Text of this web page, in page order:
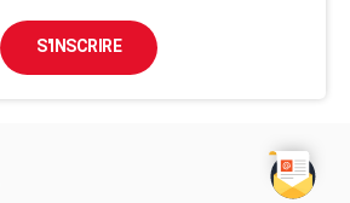
S'INSCRIRE